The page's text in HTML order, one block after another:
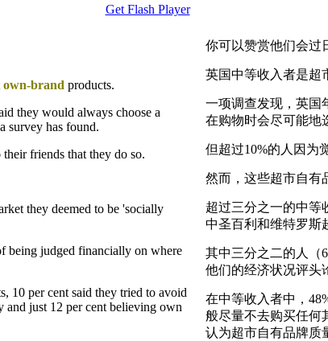
Get Flash Player
own-brand products.
they would always choose a
survey has found.
friends that they do so.
they deemed to be 'socially
being judged financially on where
10 per cent said they tried to avoid
just 12 per cent believing own
你可以赞赏他们会过
英国中等收入者是超
一项调查发现，英国
在购物时会尽可能地
但超过10%的人因为
然而，这些超市自有
超过三分之一的中等
中圣百利和维特罗斯
其中三分之二的人（
他们的经济状况评头
在中等收入者中，
般尽量不去购买任何
认为超市自有品牌质